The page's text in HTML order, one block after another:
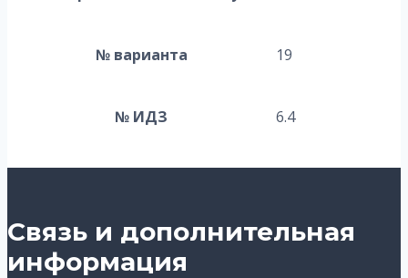
№ варианта 19
№ ИДЗ 6.4
Связь и дополнительная
информация